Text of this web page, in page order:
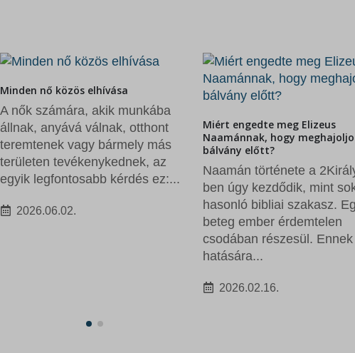
Miért engedte meg Elizeus
Naamánnak, hogy meghajoljon a
bálvány előtt?
Naamán története a 2Királyok 5-
ben úgy kezdődik, mint sok
hasonló bibliai szakasz. Egy
Tíz (további) ok, amiért
olvasni a Bibliát
„A Biblia minden könyvek
legnagyszerűbbike,
tanulmányozása a
törekvés, megértése a
RyrieA Biblia a világ